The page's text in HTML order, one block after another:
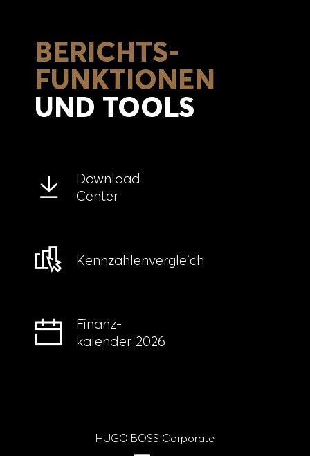
BERICHTS-
FUNKTIONEN
UND TOOLS
Download
Center
Kennzahlen­vergleich
Finanz-
kalender 2026
HUGO BOSS Corporate